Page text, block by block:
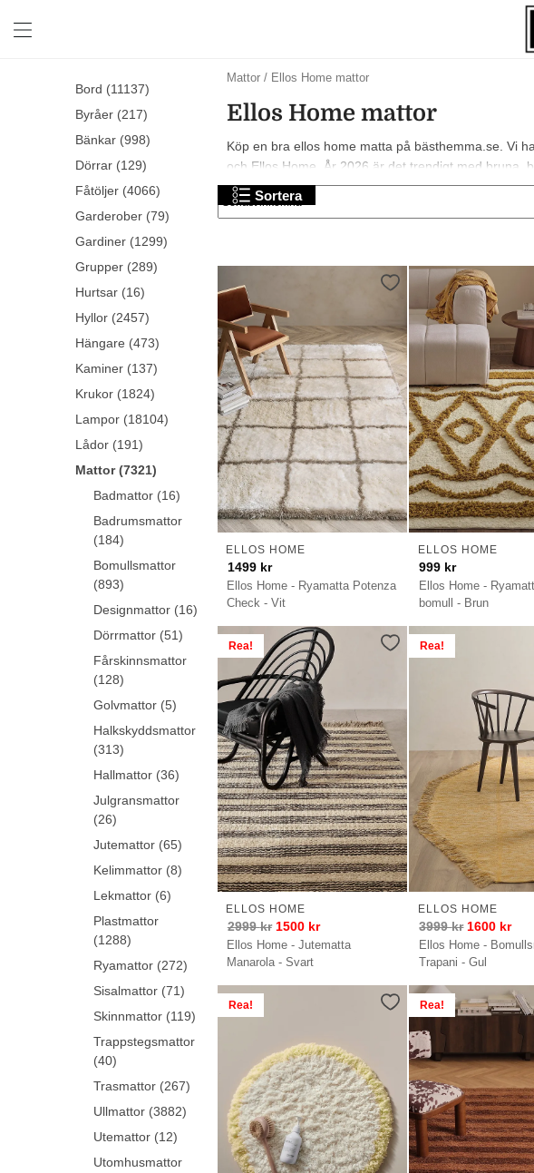
Mattor/ Ellos Home mattor
Ellos Home mattor
Köp en bra ellos home matta på bästhemma.se. Vi
och Ellos Home. År 2026 är det trendigt med bruna,
shopping!
Sortera
Ellos Home - Ryamatta Potenza
Check - Vit
ELLOS HOME
1499 kr
Ellos Home -
bomull - Brun
ELLOS HOME
999 kr
Rea!
Ellos Home - Jutematta
Manarola - Svart
ELLOS HOME
2999kr 1500 kr
Rea!
Ellos Home -
Trapani - Gul
ELLOS HOME
3999kr 1600 kr
Rea! Rea!
Bord (11137)
Byråer (217)
Bänkar (998)
Dörrar (129)
Fåtöljer (4066)
Garderober (79)
Gardiner (1299)
Grupper (289)
Hurtsar (16)
Hyllor (2457)
Hängare (473)
Kaminer (137)
Krukor (1824)
Lampor (18104)
Lådor (191)
Mattor (7321)
Badmattor (16)
Badrumsmattor
(184)
Bomullsmattor
(893)
Designmattor (16)
Dörrmattor (51)
Fårskinnsmattor
(128)
Golvmattor (5)
Halkskyddsmattor
(313)
Hallmattor (36)
Julgransmattor
(26)
Jutemattor (65)
Kelimmattor (8)
Lekmattor (6)
Plastmattor
(1288)
Ryamattor (272)
Sisalmattor (71)
Skinnmattor (119)
Trappstegsmattor
(40)
Trasmattor (267)
Ullmattor (3882)
Utemattor (12)
Utomhusmattor